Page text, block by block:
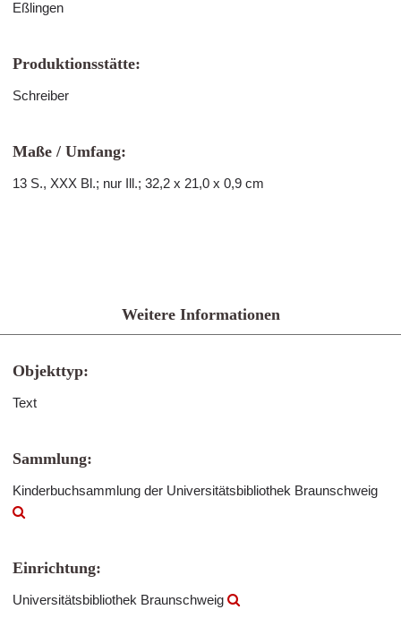
Eßlingen
Produktionsstätte:
Schreiber
Maße / Umfang:
13 S., XXX Bl.; nur Ill.; 32,2 x 21,0 x 0,9 cm
Weitere Informationen
Objekttyp:
Text
Sammlung:
Kinderbuchsammlung der Universitätsbibliothek Braunschweig
Einrichtung:
Universitätsbibliothek Braunschweig